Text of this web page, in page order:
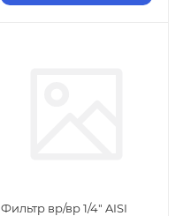
Фильтр вр/вр 1/4" AISI